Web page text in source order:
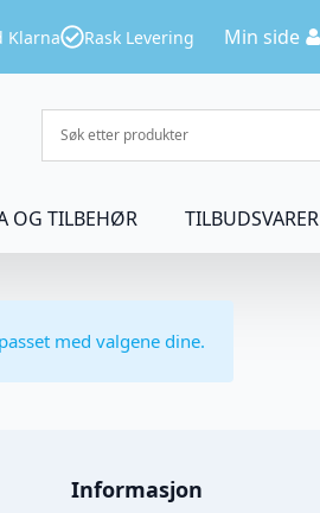
Klarna Rask Levering Min side
OG TILBEHØR TILBUDSVARER
med valgene dine.
Informasjon